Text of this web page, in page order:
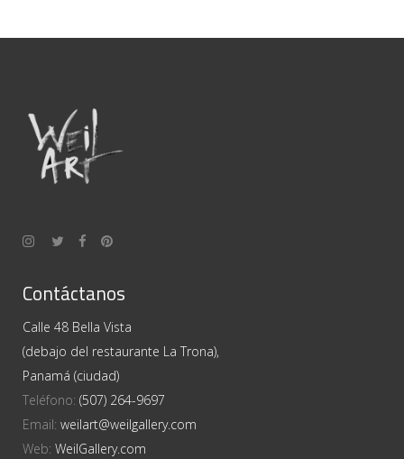
Contáctanos
Calle 48 Bella Vista
(debajo del restaurante La Trona),
Panamá (ciudad)
Teléfono: (507) 264-9697
Email: weilart@weilgallery.com
Web: WeilGallery.com